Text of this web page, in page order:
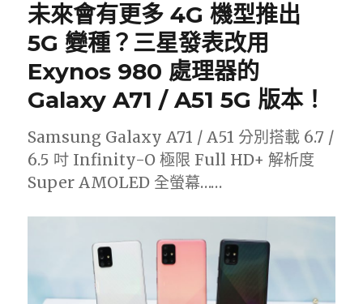
未來會有更多 4G 機型推出
5G 變種？三星發表改用
Exynos 980 處理器的
Galaxy A71 / A51 5G 版本！
Samsung Galaxy A71 / A51 分別搭載 6.7 /
6.5 吋 Infinity-O 極限 Full HD+ 解析度
Super AMOLED 全螢幕……